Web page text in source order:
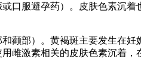
口服避孕药）。皮肤色素沉
颧部）。黄褐斑主要发生在
雌激素相关的皮肤色素沉着，